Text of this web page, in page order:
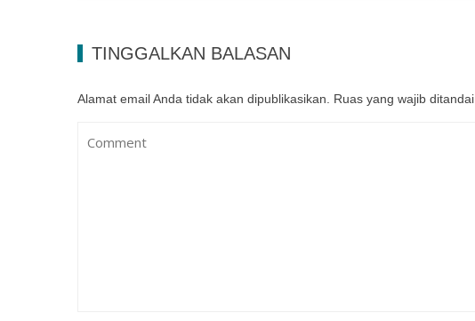
TINGGALKAN BALASAN
Alamat email Anda tidak akan dipublikasikan. Ruas yang wajib ditandai